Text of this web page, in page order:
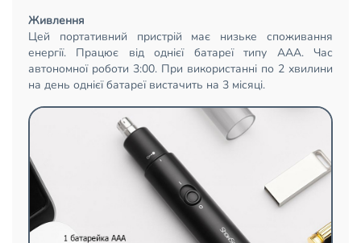
Живлення
Цей портативний пристрій має низьке споживання
енергії. Працює від однієї батареї типу ААА. Час
автономної роботи 3:00. При використанні по 2 хвилини
на день однієї батареї вистачить на 3 місяці.